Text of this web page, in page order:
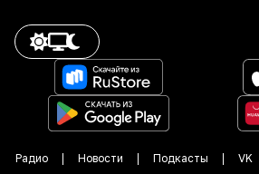
Радио Новости Подкасты VK